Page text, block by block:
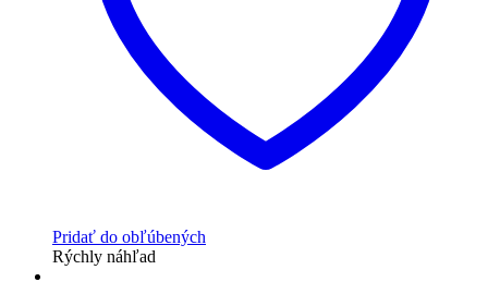
Pridať do obľúbených
Rýchly náhľad